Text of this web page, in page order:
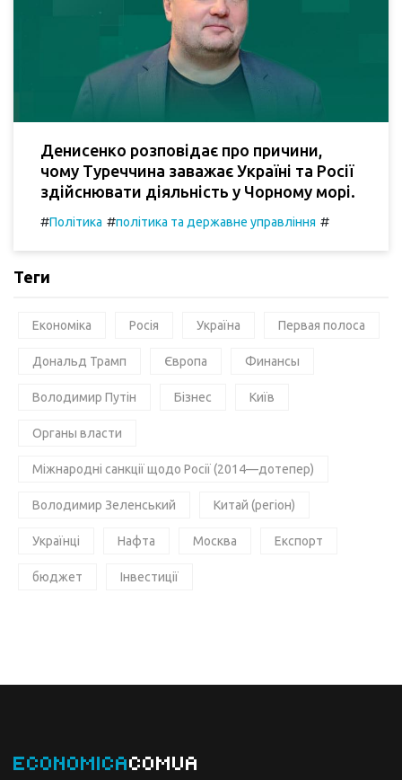
Денисенко розповідає про причини,
чому Туреччина заважає Україні та Росії
здійснювати діяльність у Чорному морі.
#Політика #політика та державне управління #
Теги
Економіка Росія Україна Первая полоса
Дональд Трамп Європа Финансы
Володимир Путін Бізнес Київ
Органы власти
Міжнародні санкції щодо Росії (2014—дотепер)
Володимир Зеленський Китай (регіон)
Українці Нафта Москва Експорт
бюджет Інвестиції
ECONOMICACOMUA